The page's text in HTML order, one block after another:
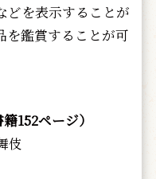
どを表示することが
を鑑賞することが可
152ページ）
伎